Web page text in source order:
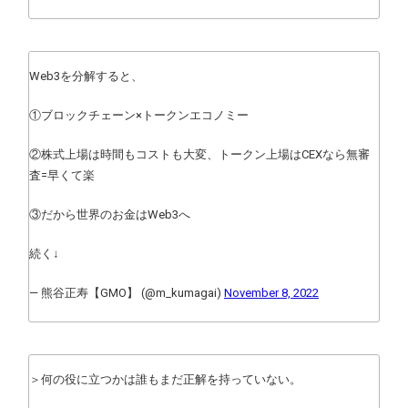
Web3を分解すると、
①ブロックチェーン×トークンエコノミー
②株式上場は時間もコストも大変、トークン上場はCEXなら無審
査=早くて楽
③だから世界のお金はWeb3へ
続く↓
— 熊谷正寿【GMO】 (@m_kumagai) November 8, 2022
＞何の役に立つかは誰もまだ正解を持っていない。